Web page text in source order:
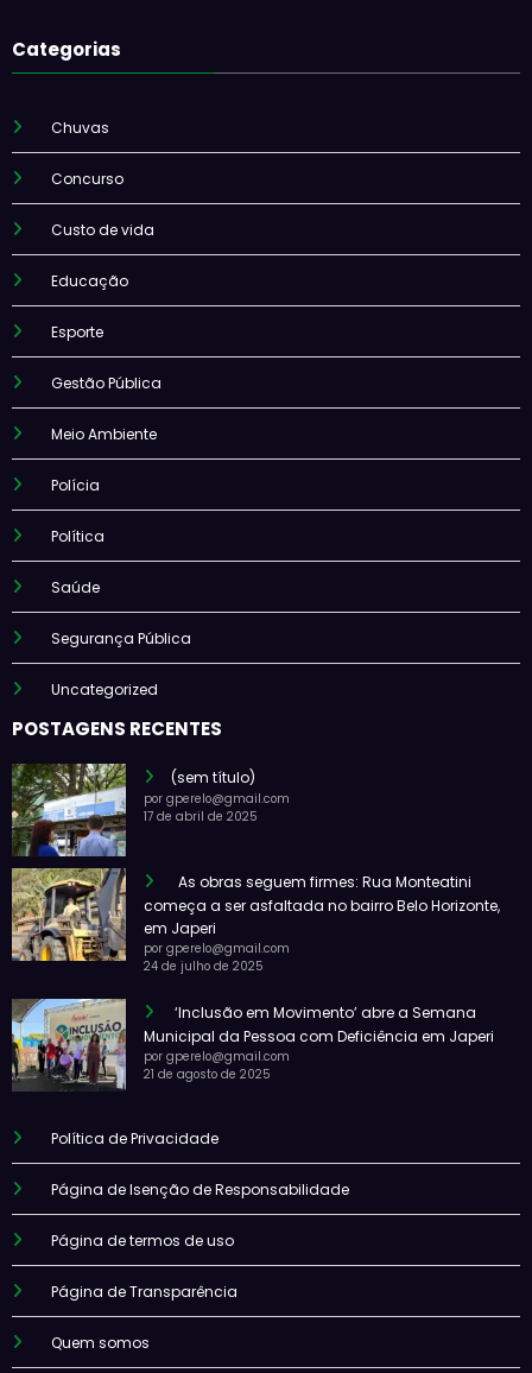
Categorias
Chuvas
Concurso
Custo de vida
Educação
Esporte
Gestão Pública
Meio Ambiente
Polícia
Política
Saúde
Segurança Pública
Uncategorized
POSTAGENS RECENTES
(sem título)
por gperelo@gmail.com
17 de abril de 2025
As obras seguem firmes: Rua Monteatini
começa a ser asfaltada no bairro Belo Horizonte,
em Japeri
por gperelo@gmail.com
24 de julho de 2025
‘Inclusão em Movimento’ abre a Semana
Municipal da Pessoa com Deficiência em Japeri
por gperelo@gmail.com
21 de agosto de 2025
Política de Privacidade
Página de Isenção de Responsabilidade
Página de termos de uso
Página de Transparência
Quem somos